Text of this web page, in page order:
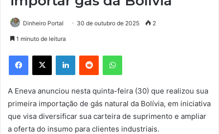
Dinheiro Portal 30 de outubro de 2025 2
1 minuto de leitura
Facebook
X LinkedinReddit WhatsApp
A Eneva anunciou nesta quinta-feira (30) que realizou sua
primeira importação de gás natural da Bolívia, em iniciativa
que visa diversificar sua carteira de suprimento e ampliar
a oferta do insumo para clientes industriais.